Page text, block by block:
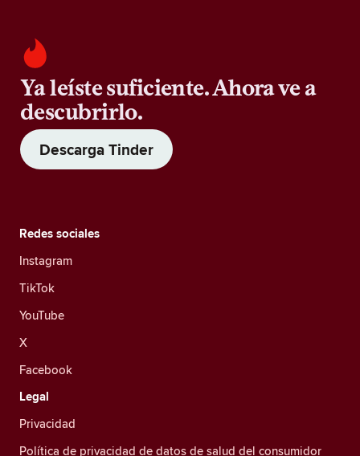
Ya leíste suficiente. Ahora ve a
descubrirlo.
Descarga Tinder
Redes sociales
Instagram
TikTok
YouTube
X
Facebook
Legal
Privacidad
Política de privacidad de datos de salud del consumidor